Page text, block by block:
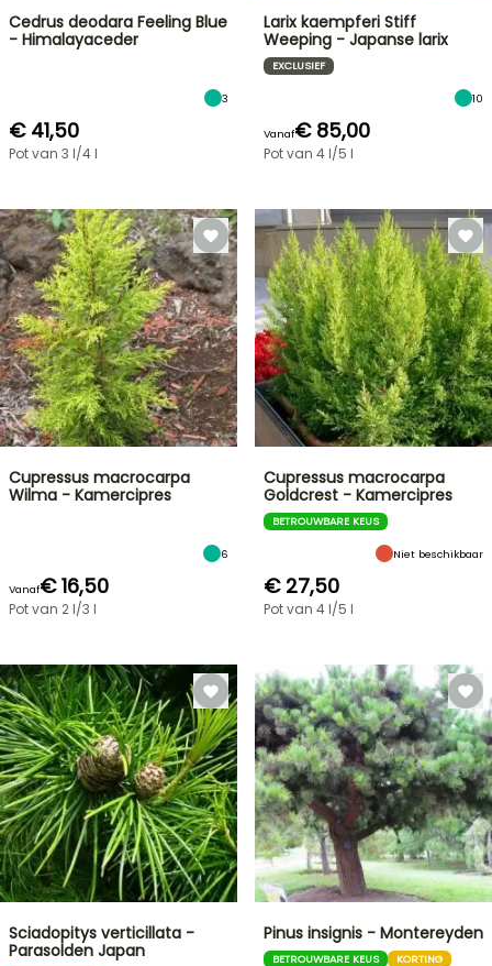
Cedrus deodara Feeling Blue
- Himalayaceder
3
€ 41,50
Pot van 3 l/4 l
Larix kaempferi Stiff
Weeping - Japanse larix
EXCLUSIEF
10
Vanaf€ 85,00
Pot van 4 l/5 l
Cupressus macrocarpa
Wilma - Kamercipres
6
Vanaf€ 16,50
Pot van 2 l/3 l
Cupressus macrocarpa
Goldcrest - Kamercipres
BETROUWBARE KEUS
Niet beschikbaar
€ 27,50
Pot van 4 l/5 l
Sciadopitys verticillata -
Parasolden Japan
Pinus insignis - Montereyden
BETROUWBARE KEUS KORTING